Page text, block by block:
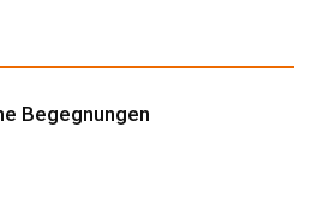
Begegnungen